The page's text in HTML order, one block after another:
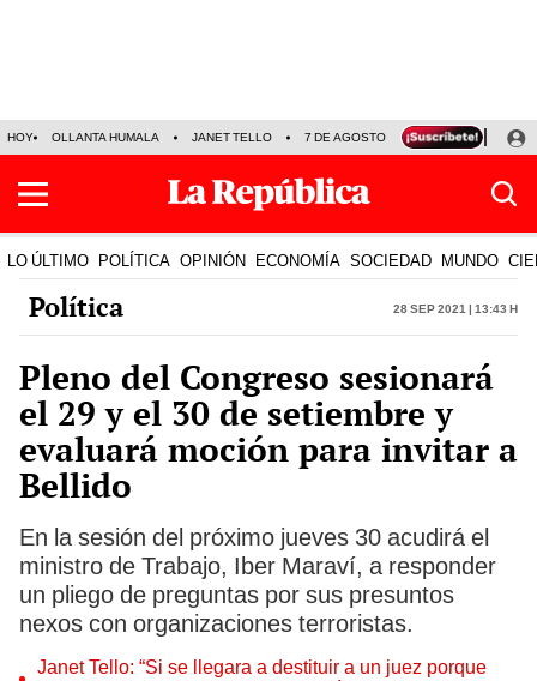
HOY OLLANTA HUMALA JANET TELLO 7 DE AGOSTO TINKA RESULTADOS
LO ÚLTIMO POLÍTICA OPINIÓN ECONOMÍA SOCIEDAD MUNDO
Política 28 Sep 2021 | 13:43 h
Pleno del Congreso sesionará
el 29 y el 30 de setiembre y
evaluará moción para invitar a
Bellido
En la sesión del próximo jueves 30 acudirá el
ministro de Trabajo, Iber Maraví, a responder
un pliego de preguntas por sus presuntos
nexos con organizaciones terroristas.
Janet Tello: “Si se llegara a destituir a un juez porque